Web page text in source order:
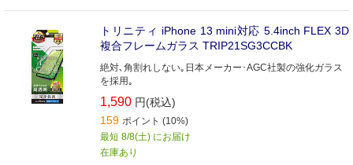
トリニティ iPhone 13 mini対応 5.4inch FLEX 3D
複合フレームガラス TRIP21SG3CCBK
絶対､角割れしない｡日本メーカー･AGC社製の強化ガラス
を採用｡
1,590 円(税込)
159 ポイント (10%)
最短 8/8(土) にお届け
在庫あり